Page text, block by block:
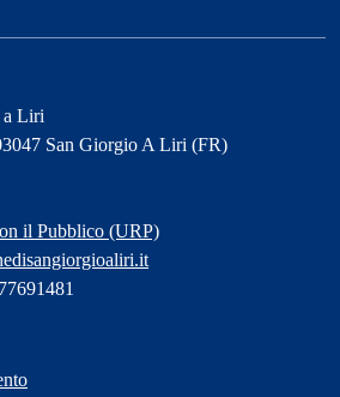
a Liri
San Giorgio A Liri (FR)
il Pubblico (URP)